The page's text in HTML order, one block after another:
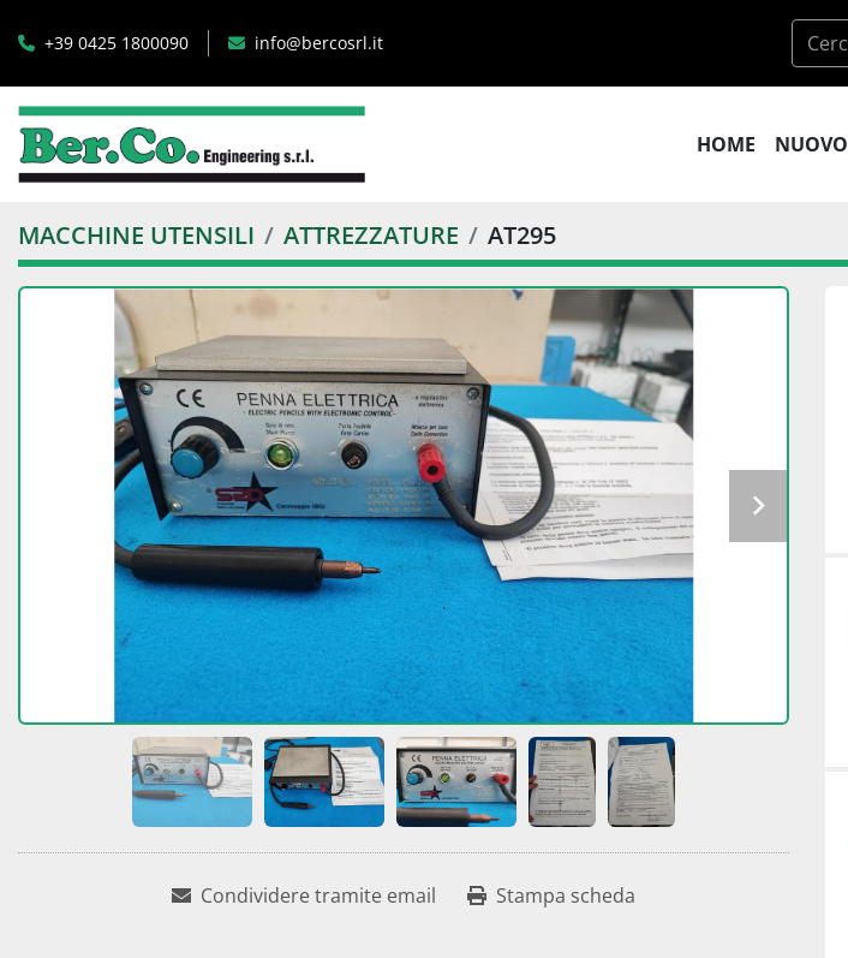
+39 0425 1800090 info@bercosrl.it
HOME NUOVO
MACCHINE UTENSILI ATTREZZATURE AT295
Condividere tramite email Stampa scheda